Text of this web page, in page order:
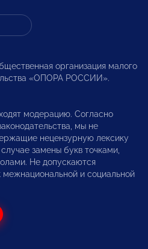
организация малого
«ОПОРА РОССИИ».
модерацию. Согласно
мы не
нецензурную лексику
замены букв точками,
Не допускаются
и социальной